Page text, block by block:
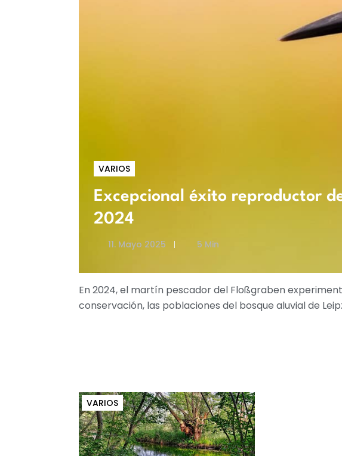
VARIOS
Excepcional éxito reproductor
2024
11. Mayo 2025 5 Min
En 2024, el martín pescador del Floßgraben
conservación, las poblaciones del bosque aluvial de
VARIOS